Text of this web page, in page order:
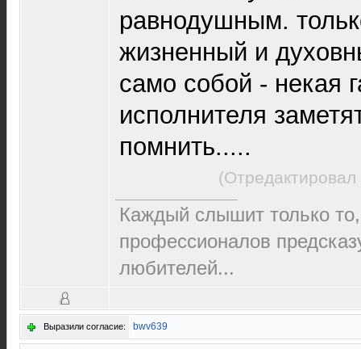
равнодушным.
жизненный и
само собой - некая
исполнителя
помнить.....
Каждый слышит только
пpофеccионалов
любителей...
Выразили согласие: bwv639